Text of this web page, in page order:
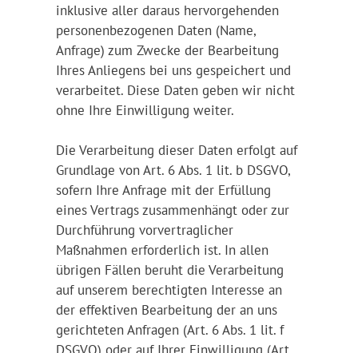
inklusive aller daraus hervorgehenden
personenbezogenen Daten (Name,
Anfrage) zum Zwecke der Bearbeitung
Ihres Anliegens bei uns gespeichert und
verarbeitet. Diese Daten geben wir nicht
ohne Ihre Einwilligung weiter.
Die Verarbeitung dieser Daten erfolgt auf
Grundlage von Art. 6 Abs. 1 lit. b DSGVO,
sofern Ihre Anfrage mit der Erfüllung
eines Vertrags zusammenhängt oder zur
Durchführung vorvertraglicher
Maßnahmen erforderlich ist. In allen
übrigen Fällen beruht die Verarbeitung
auf unserem berechtigten Interesse an
der effektiven Bearbeitung der an uns
gerichteten Anfragen (Art. 6 Abs. 1 lit. f